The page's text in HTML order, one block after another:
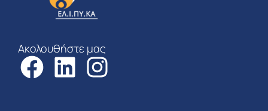
Ακολουθήστε μας